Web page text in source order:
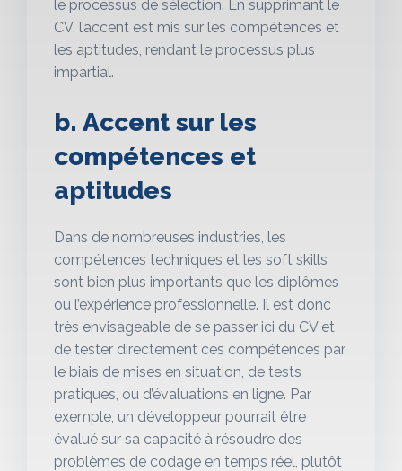
le processus de sélection. En supprimant le
CV, l’accent est mis sur les compétences et
les aptitudes, rendant le processus plus
impartial.
b. Accent sur les
compétences et
aptitudes
Dans de nombreuses industries, les
compétences techniques et les soft skills
sont bien plus importants que les diplômes
ou l’expérience professionnelle. Il est donc
très envisageable de se passer ici du CV et
de tester directement ces compétences par
le biais de mises en situation, de tests
pratiques, ou d’évaluations en ligne. Par
exemple, un développeur pourrait être
évalué sur sa capacité à résoudre des
problèmes de codage en temps réel, plutôt